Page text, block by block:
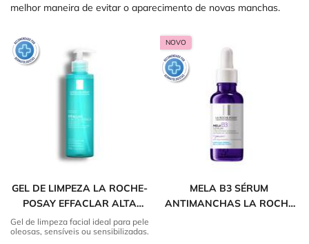
melhor maneira de evitar o aparecimento de novas manchas.
GEL DE LIMPEZA LA ROCHE-
POSAY EFFACLAR ALTA
TOLERÂNCIA
Gel de limpeza facial ideal para pele
oleosas, sensíveis ou sensibilizadas.
NOVO
MELA B3 SÉRUM
ANTIMANCHAS LA ROCHE